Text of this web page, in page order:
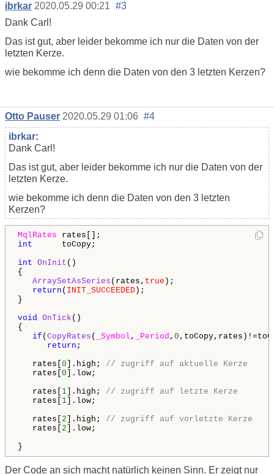
ibrkar 2020.05.29 00:21 #3
Dank Carl!
Das ist gut, aber leider bekomme ich nur die Daten von der
letzten Kerze.
wie bekomme ich denn die Daten von den 3 letzten Kerzen?
Otto Pauser 2020.05.29 01:06 #4
ibrkar:
Dank Carl!
Das ist gut, aber leider bekomme ich nur die Daten von der
letzten Kerze.
wie bekomme ich denn die Daten von den 3 letzten
Kerzen?
MqlRates
int toCopy;
int OnInit ()
{
ArraySetAsSeries (rates, true );
return ( INIT_SUCCEEDED );
}
void OnTick ()
{
if ( CopyRates ( _Symbol , _Period , 0
return ;
rates[ 0 ].high; // zugriff auf aktuelle Kerze
rates[ 0 ].low;
rates[ 1 ].high; // zugriff auf letzte Kerze
rates[ 1 ].low;
rates[ 2 ].high; // zugriff auf vorletzte Kerze
rates[ 2 ].low;
Der Code an sich macht natürlich keinen Sinn. Er zeigt nur